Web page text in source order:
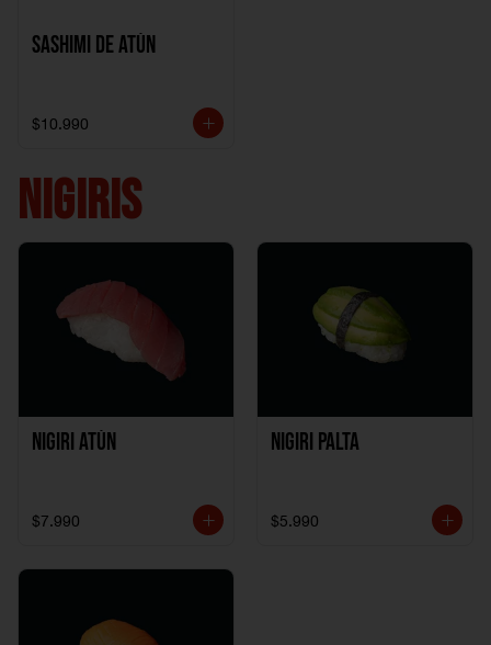
Sashimi de Atún
$10.990
NIGIRIS
Nigiri Atún
$7.990
Nigiri Palta
$5.990